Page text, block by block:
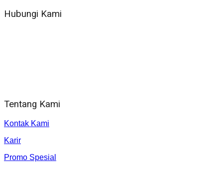
Hubungi Kami
Tentang Kami
Kontak Kami
Karir
Promo Spesial